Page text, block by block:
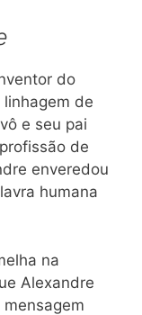
do
de
e seu pai
de
enveredou
humana
na
Alexandre